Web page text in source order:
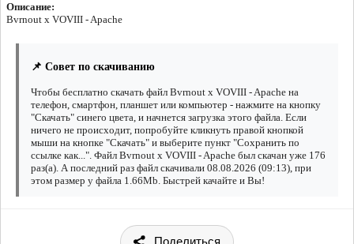
Описание:
Bvrnout x VOVIII - Apache
📌 Совет по скачиванию
Чтобы бесплатно скачать файл Bvrnout x VOVIII - Apache на
телефон, смартфон, планшет или компьютер - нажмите на кнопку
"Скачать" синего цвета, и начнется загрузка этого файла. Если
ничего не происходит, попробуйте кликнуть правой кнопкой
мыши на кнопке "Скачать" и выберите пункт "Сохранить по
ссылке как...". Файл Bvrnout x VOVIII - Apache был скачан уже 176
раз(а). А последний раз файл скачивали 08.08.2026 (09:13), при
этом размер у файла 1.66Mb. Быстрей качайте и Вы!